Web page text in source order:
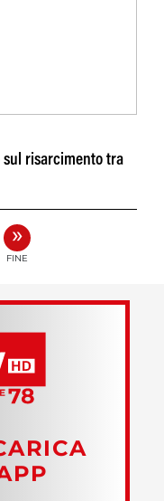
sul risarcimento tra
»
FINE